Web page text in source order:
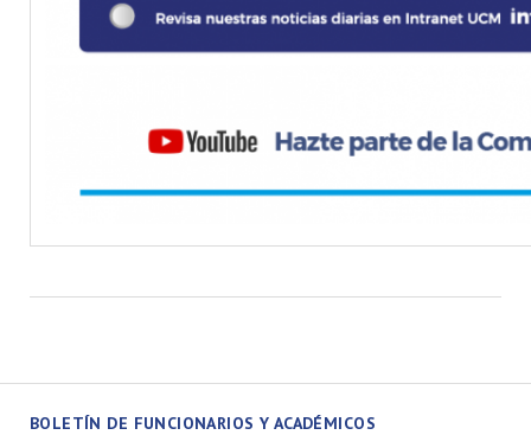
BOLETÍN DE FUNCIONARIOS Y ACADÉMICOS